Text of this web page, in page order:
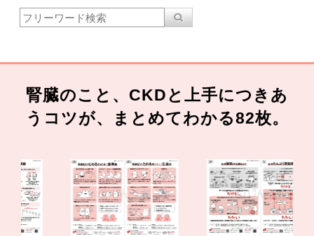
腎臓のこと、CKDと上手につきあ
うコツが、まとめてわかる82枚。